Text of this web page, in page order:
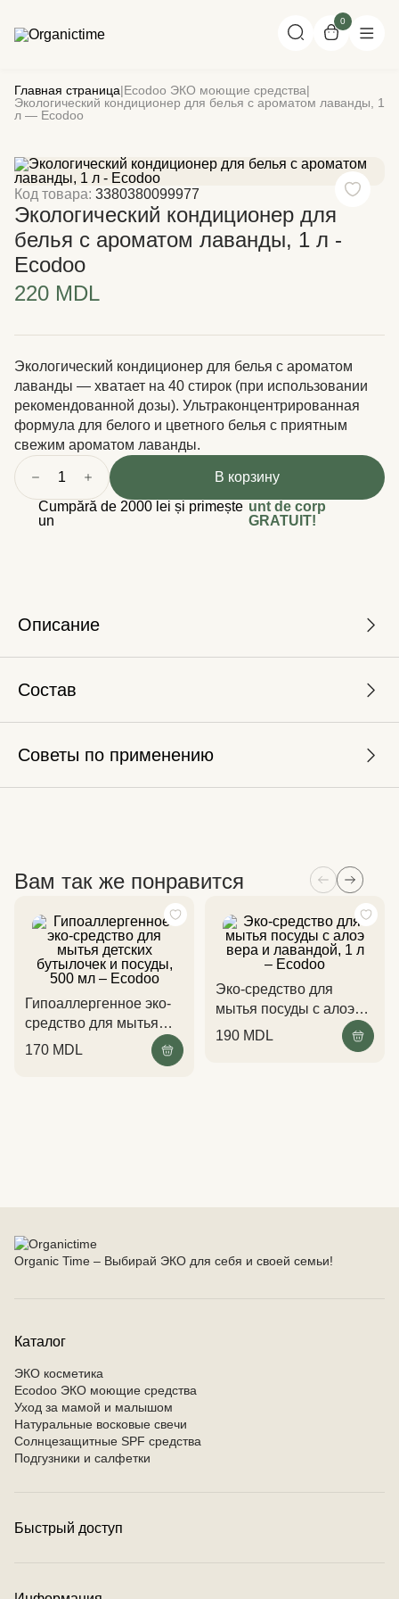
0
Главная страница|Ecodoo ЭКО моющие средства|
Экологический кондиционер для белья с ароматом лаванды, 1
л — Ecodoo
Код товара: 3380380099977
Экологический кондиционер для
белья с ароматом лаванды, 1 л -
Ecodoo
220 MDL
Экологический кондиционер для белья с ароматом
лаванды — хватает на 40 стирок (при использовании
рекомендованной дозы). Ультраконцентрированная
формула для белого и цветного белья с приятным
свежим ароматом лаванды.
1
В корзину
Cumpără de 2000 lei și primește
un
unt de corp
GRATUIT!
Описание
Состав
Советы по применению
Вам так же понравится
Гипоаллергенное эко-
средство для мытья
детских бутылочек и
170 MDL
Эко-средство для
мытья посуды с алоэ
вера и лавандой, 1 л –
190 MDL
Organic Time – Выбирай ЭКО для себя и своей семьи!
Каталог
ЭКО косметика
Ecodoo ЭКО моющие средства
Уход за мамой и малышом
Натуральные восковые свечи
Солнцезащитные SPF средства
Подгузники и салфетки
Быстрый доступ
Условия доставки